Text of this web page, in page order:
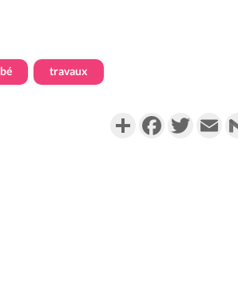
travaux
PartagerFacebookTwitter